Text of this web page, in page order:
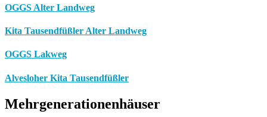
OGGS Alter Landweg
Kita Tausendfüßler Alter Landweg
OGGS Lakweg
Alvesloher Kita Tausendfüßler
Mehrgenerationenhäuser